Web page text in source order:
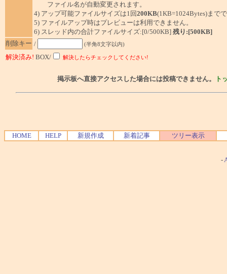
ファイル名が自動変更されます。
4) アップ可能ファイルサイズは1回200KB(1KB=1024Bytes)まで
5) ファイルアップ時はプレビューは利用できません。
6) スレッド内の合計ファイルサイズ:[0/500KB] 残り:[500KB]
削除キー / (半角8文字以内)
解決済み! BOX/ 解決したらチェックしてください!
掲示板へ直接アクセスした場合には投稿できません。 ト
HOME HELP 新規作成 新着記事 ツリー表示
-